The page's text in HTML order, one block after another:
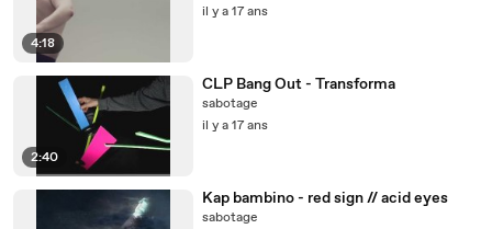
4:18
il y a 17 ans
2:40
CLP Bang Out - Transforma
sabotage
il y a 17 ans
Kap bambino - red sign // acid eyes
sabotage